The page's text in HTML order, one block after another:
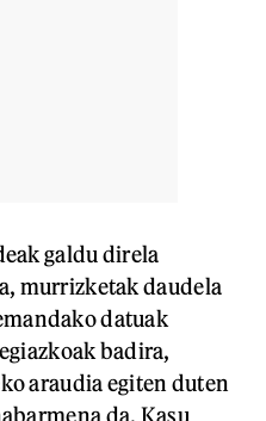
galdu direla
murrizketak daudela
datuak
badira,
araudia egiten duten
da. Kasu